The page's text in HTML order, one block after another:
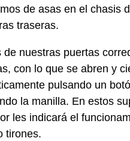
de asas en el chasis
traseras.
de nuestras puertas
con lo que se abren y
pulsando un
la manilla. En estos
les indicará el
tirones.